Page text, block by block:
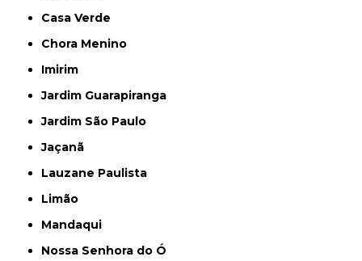
Casa Verde
Chora Menino
Imirim
Jardim Guarapiranga
Jardim São Paulo
Jaçanã
Lauzane Paulista
Limão
Mandaqui
Nossa Senhora do Ó